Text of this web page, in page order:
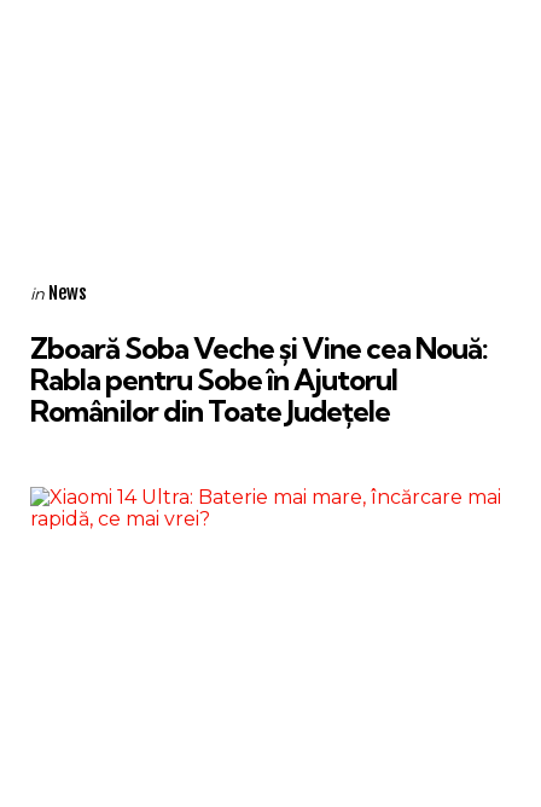
Categories
Posted
in News
Zboară Soba Veche și Vine cea Nouă:
Rabla pentru Sobe în Ajutorul
Românilor din Toate Județele